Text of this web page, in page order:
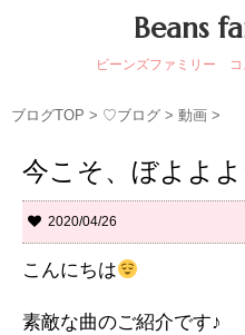
Beans
ビーンズファミリー コ
ブログTOP > ♡ブログ > 動画 >
今こそ、ぼよよよ
2020/04/26
こんにちは
素敵な曲のご紹介です♪